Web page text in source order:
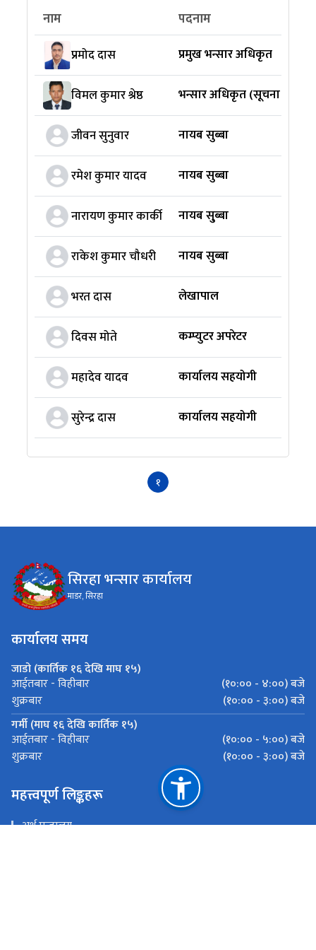
नाम पदनाम
प्रमोद दास प्रमुख भन्सार अधिकृत
विमल कुमार श्रेष्ठ भन्सार अधिकृत (सूचना
जीवन सुनुवार नायब सुब्बा
रमेश कुमार यादव नायब सुब्बा
नारायण कुमार कार्की नायब सु्ब्बा
राकेश कुमार चौधरी नायब सुब्बा
भरत दास लेखापाल
दिवस मोते कम्प्युटर अपरेटर
महादेव यादव कार्यालय सहयोगी
सुरेन्द्र दास कार्यालय सहयोगी
१
सिरहा भन्सार कार्यालय
माडर, सिरहा
कार्यालय समय
जाडो (कार्तिक १६ देखि माघ १५)
आईतबार - विहीबार
(१०:०० - ४:००) बजे
शुक्रबार
(१०:०० - ३:००) बजे
गर्मी (माघ १६ देखि कार्तिक १५)
आईतबार - विहीबार
(१०:०० - ५:००) बजे
शुक्रबार
(१०:०० - ३:००) बजे
महत्त्वपूर्ण लिङ्कहरू
अर्थ मन्त्रालय